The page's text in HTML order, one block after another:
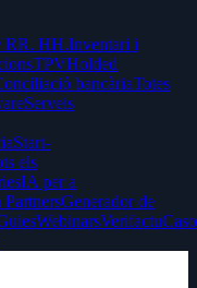
RR. HH.Inventari i
TPVHolded
bancàriaTotes
Serveis
Start-
els
IA per a
Generador de
WebinarsVerifactu